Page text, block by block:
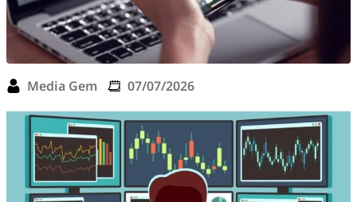
Media Gem 07/07/2026